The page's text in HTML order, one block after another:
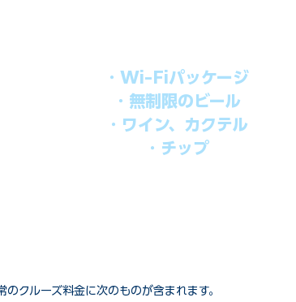
・Wi-Fiパッケージ
・無制限のビール
・ワイン、カクテル
・チップ
クルーズ料金に次のものが含まれます。